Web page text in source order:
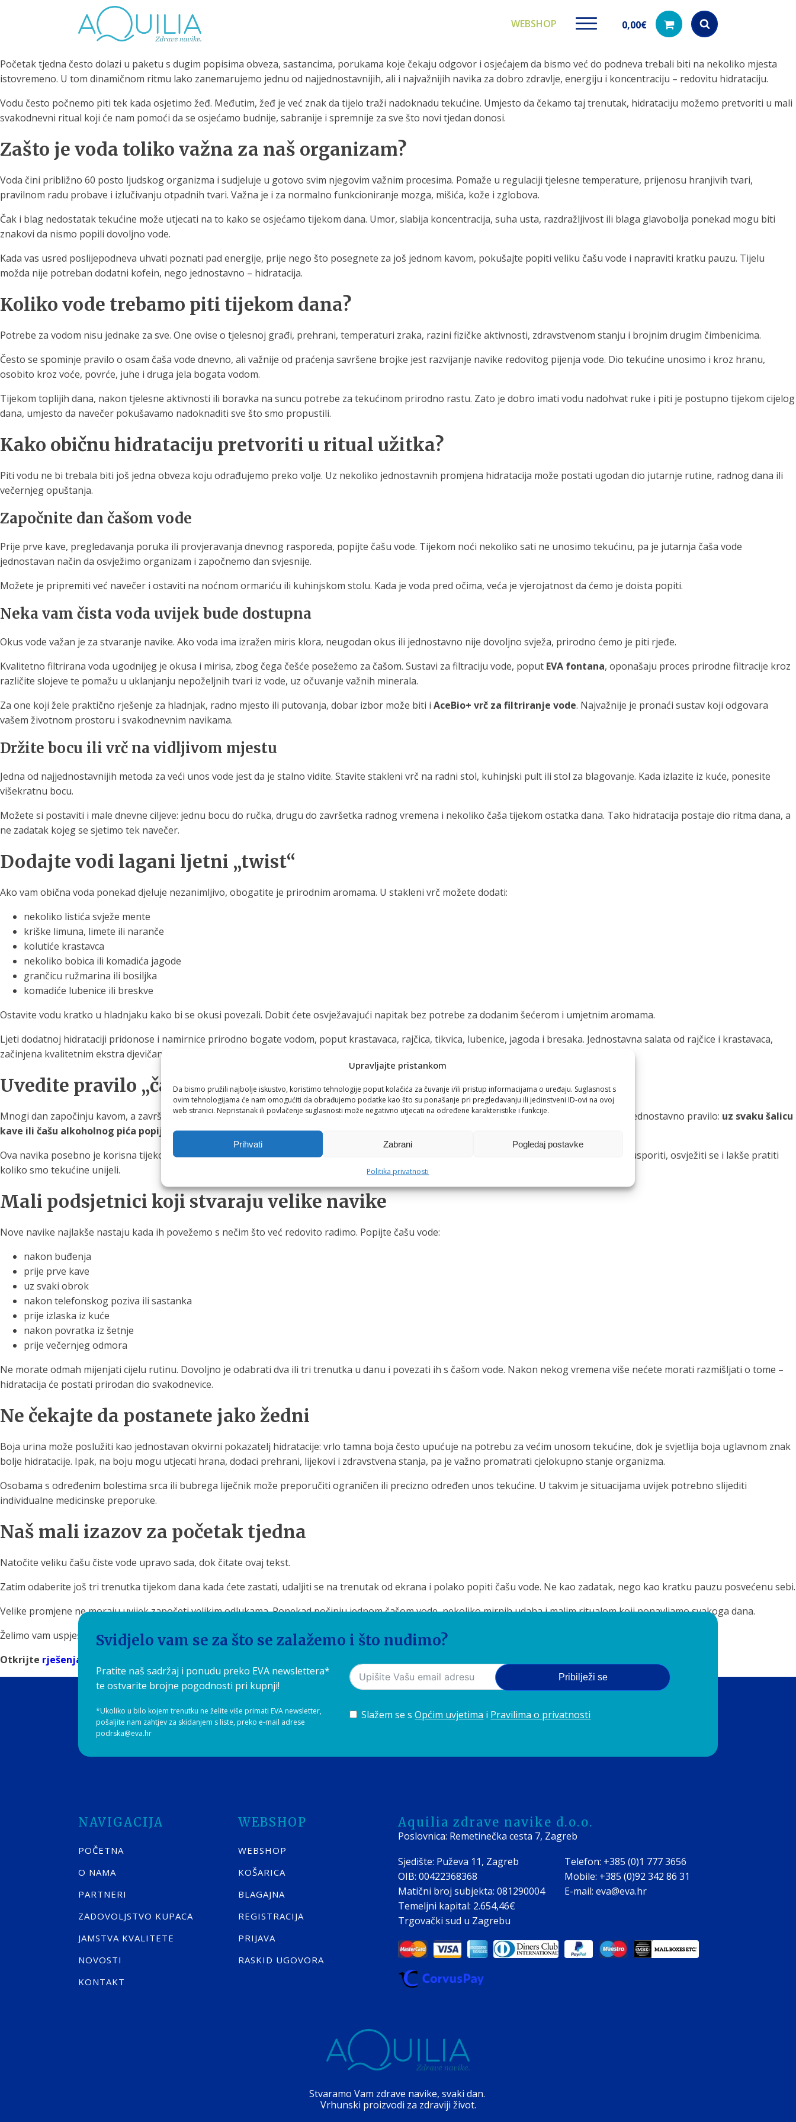
Upravljajte pristankom
Da bismo pružili najbolje iskustvo, koristimo tehnologije poput kolačića za čuvanje i/ili pristup informacijama o uređaju. Suglasnost s
ovim tehnologijama će nam omogućiti da obrađujemo podatke kao što su ponašanje pri pregledavanju ili jedinstveni ID-ovi na ovoj
web stranici. Nepristanak ili povlačenje suglasnosti može negativno utjecati na određene karakteristike i funkcije.
Prihvati Zabrani Pogledaj postavke
Politika privatnosti
WEBSHOP 0,00€
Products
search
Početak tjedna često dolazi u paketu s dugim popisima obveza, sastancima, porukama koje čekaju odgovor i osjećajem da bismo već do podneva trebali biti na nekoliko mjesta
istovremeno. U tom dinamičnom ritmu lako zanemarujemo jednu od najjednostavnijih, ali i najvažnijih navika za dobro zdravlje, energiju i koncentraciju – redovitu hidrataciju.
Vodu često počnemo piti tek kada osjetimo žeđ. Međutim, žeđ je već znak da tijelo traži nadoknadu tekućine. Umjesto da čekamo taj trenutak, hidrataciju možemo pretvoriti u mali
svakodnevni ritual koji će nam pomoći da se osjećamo budnije, sabranije i spremnije za sve što novi tjedan donosi.
Zašto je voda toliko važna za naš organizam?
Voda čini približno 60 posto ljudskog organizma i sudjeluje u gotovo svim njegovim važnim procesima. Pomaže u regulaciji tjelesne temperature, prijenosu hranjivih tvari,
pravilnom radu probave i izlučivanju otpadnih tvari. Važna je i za normalno funkcioniranje mozga, mišića, kože i zglobova.
Čak i blag nedostatak tekućine može utjecati na to kako se osjećamo tijekom dana. Umor, slabija koncentracija, suha usta, razdražljivost ili blaga glavobolja ponekad mogu biti
znakovi da nismo popili dovoljno vode.
Kada vas usred poslijepodneva uhvati poznati pad energije, prije nego što posegnete za još jednom kavom, pokušajte popiti veliku čašu vode i napraviti kratku pauzu. Tijelu
možda nije potreban dodatni kofein, nego jednostavno – hidratacija.
Koliko vode trebamo piti tijekom dana?
Potrebe za vodom nisu jednake za sve. One ovise o tjelesnoj građi, prehrani, temperaturi zraka, razini fizičke aktivnosti, zdravstvenom stanju i brojnim drugim čimbenicima.
Često se spominje pravilo o osam čaša vode dnevno, ali važnije od praćenja savršene brojke jest razvijanje navike redovitog pijenja vode. Dio tekućine unosimo i kroz hranu,
osobito kroz voće, povrće, juhe i druga jela bogata vodom.
Tijekom toplijih dana, nakon tjelesne aktivnosti ili boravka na suncu potrebe za tekućinom prirodno rastu. Zato je dobro imati vodu nadohvat ruke i piti je postupno tijekom cijelog
dana, umjesto da navečer pokušavamo nadoknaditi sve što smo propustili.
Kako običnu hidrataciju pretvoriti u ritual užitka?
Piti vodu ne bi trebala biti još jedna obveza koju odrađujemo preko volje. Uz nekoliko jednostavnih promjena hidratacija može postati ugodan dio jutarnje rutine, radnog dana ili
večernjeg opuštanja.
Započnite dan čašom vode
Prije prve kave, pregledavanja poruka ili provjeravanja dnevnog rasporeda, popijte čašu vode. Tijekom noći nekoliko sati ne unosimo tekućinu, pa je jutarnja čaša vode
jednostavan način da osvježimo organizam i započnemo dan svjesnije.
Možete je pripremiti već navečer i ostaviti na noćnom ormariću ili kuhinjskom stolu. Kada je voda pred očima, veća je vjerojatnost da ćemo je doista popiti.
Neka vam čista voda uvijek bude dostupna
Okus vode važan je za stvaranje navike. Ako voda ima izražen miris klora, neugodan okus ili jednostavno nije dovoljno svježa, prirodno ćemo je piti rjeđe.
Kvalitetno filtrirana voda ugodnijeg je okusa i mirisa, zbog čega češće posežemo za čašom. Sustavi za filtraciju vode, poput EVA fontana, oponašaju proces prirodne filtracije kroz
različite slojeve te pomažu u uklanjanju nepoželjnih tvari iz vode, uz očuvanje važnih minerala.
Za one koji žele praktično rješenje za hladnjak, radno mjesto ili putovanja, dobar izbor može biti i AceBio+ vrč za filtriranje vode. Najvažnije je pronaći sustav koji odgovara
vašem životnom prostoru i svakodnevnim navikama.
Držite bocu ili vrč na vidljivom mjestu
Jedna od najjednostavnijih metoda za veći unos vode jest da je stalno vidite. Stavite stakleni vrč na radni stol, kuhinjski pult ili stol za blagovanje. Kada izlazite iz kuće, ponesite
višekratnu bocu.
Možete si postaviti i male dnevne ciljeve: jednu bocu do ručka, drugu do završetka radnog vremena i nekoliko čaša tijekom ostatka dana. Tako hidratacija postaje dio ritma dana, a
ne zadatak kojeg se sjetimo tek navečer.
Dodajte vodi lagani ljetni „twist“
Ako vam obična voda ponekad djeluje nezanimljivo, obogatite je prirodnim aromama. U stakleni vrč možete dodati:
nekoliko listića svježe mente
kriške limuna, limete ili naranče
kolutiće krastavca
nekoliko bobica ili komadića jagode
grančicu ružmarina ili bosiljka
komadiće lubenice ili breskve
Ostavite vodu kratko u hladnjaku kako bi se okusi povezali. Dobit ćete osvježavajući napitak bez potrebe za dodanim šećerom i umjetnim aromama.
Ljeti dodatnoj hidrataciji pridonose i namirnice prirodno bogate vodom, poput krastavaca, rajčica, tikvica, lubenice, jagoda i bresaka. Jednostavna salata od rajčice i krastavaca,
začinjena kvalitetnim ekstra djevičanskim maslinovim uljem i s nekoliko kapi limuna, može biti ukusan mediteranski dodatak laganom ručku.
Uvedite pravilo „čaša uz čašu“
Mnogi dan započinju kavom, a završavaju čašom vina uz večeru. Takvi mali užici mogu ostati dio naše svakodnevice, ali uz njih je dobro uvesti jednostavno pravilo: uz svaku šalicu
kave ili čašu alkoholnog pića popijte i veliku čašu vode.
Ova navika posebno je korisna tijekom poslovnih ručkova, večernjih druženja i toplih ljetnih dana. Čaša vode između drugih pića pomaže nam usporiti, osvježiti se i lakše pratiti
koliko smo tekućine unijeli.
Mali podsjetnici koji stvaraju velike navike
Nove navike najlakše nastaju kada ih povežemo s nečim što već redovito radimo. Popijte čašu vode:
nakon buđenja
prije prve kave
uz svaki obrok
nakon telefonskog poziva ili sastanka
prije izlaska iz kuće
nakon povratka iz šetnje
prije večernjeg odmora
Ne morate odmah mijenjati cijelu rutinu. Dovoljno je odabrati dva ili tri trenutka u danu i povezati ih s čašom vode. Nakon nekog vremena više nećete morati razmišljati o tome –
hidratacija će postati prirodan dio svakodnevice.
Ne čekajte da postanete jako žedni
Boja urina može poslužiti kao jednostavan okvirni pokazatelj hidratacije: vrlo tamna boja često upućuje na potrebu za većim unosom tekućine, dok je svjetlija boja uglavnom znak
bolje hidratacije. Ipak, na boju mogu utjecati hrana, dodaci prehrani, lijekovi i zdravstvena stanja, pa je važno promatrati cjelokupno stanje organizma.
Osobama s određenim bolestima srca ili bubrega liječnik može preporučiti ograničen ili precizno određen unos tekućine. U takvim je situacijama uvijek potrebno slijediti
individualne medicinske preporuke.
Naš mali izazov za početak tjedna
Natočite veliku čašu čiste vode upravo sada, dok čitate ovaj tekst.
Zatim odaberite još tri trenutka tijekom dana kada ćete zastati, udaljiti se na trenutak od ekrana i polako popiti čašu vode. Ne kao zadatak, nego kao kratku pauzu posvećenu sebi.
Velike promjene ne moraju uvijek započeti velikim odlukama. Ponekad počinju jednom čašom vode, nekoliko mirnih udaha i malim ritualom koji ponavljamo svakoga dana.
Želimo vam uspješan, produktivan i ugodno hidratiziran tjedan!
Otkrijte rješenja za filtriranje vode
Svidjelo vam se za što se zalažemo i što nudimo?
Pratite naš sadržaj i ponudu preko EVA newslettera*
te ostvarite brojne pogodnosti pri kupnji!
*Ukoliko u bilo kojem trenutku ne želite više primati EVA newsletter,
pošaljite nam zahtjev za skidanjem s liste, preko e-mail adrese
podrska@eva.hr
Pribilježi se
Slažem se sOpćim uvjetima i Pravilima o privatnosti
NAVIGACIJA
POČETNA
O NAMA
PARTNERI
ZADOVOLJSTVO KUPACA
JAMSTVA KVALITETE
NOVOSTI
KONTAKT
WEBSHOP
WEBSHOP
KOŠARICA
BLAGAJNA
REGISTRACIJA
PRIJAVA
RASKID UGOVORA
Aquilia zdrave navike d.o.o.
Poslovnica: Remetinečka cesta 7, Zagreb
Sjedište: Puževa 11, Zagreb
OIB: 00422368368
Matični broj subjekta: 081290004
Temeljni kapital: 2.654,46€
Trgovački sud u Zagrebu
Telefon: +385 (0)1 777 3656
Mobile: +385 (0)92 342 86 31
E-mail: eva@eva.hr
Stvaramo Vam zdrave navike, svaki dan.
Vrhunski proizvodi za zdraviji život.
Tuš glave
filtriranje vode za
tuširanje
Vrčevi za filtriranje
vode
za sigurnu i čistu vodu za piće
Boce za filtriranje
vode
za sigurnu i čistu vodu za piće
Zamjenski dijelovi
Zamjenski dijelovi za naše
vodovodne mreže